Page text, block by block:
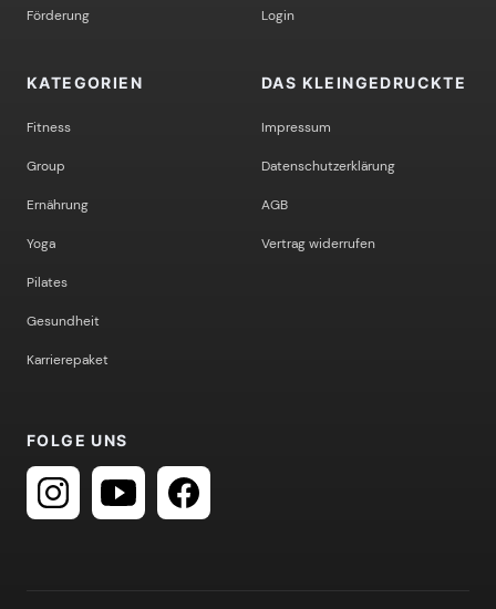
Förderung Login
KATEGORIEN
Fitness
Group
Ernährung
Yoga
Pilates
Gesundheit
Karrierepaket
DAS KLEINGEDRUCKTE
Impressum
Datenschutzerklärung
AGB
Vertrag widerrufen
FOLGE UNS